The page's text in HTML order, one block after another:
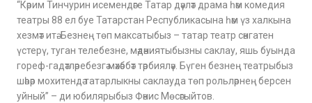
“Кәрим Тинчурин исемендәге Татар дәүләт драма һәм комедия
театры 88 ел буе Татарстан Республикасына һәм үз халкына
хезмәт итә. Безнең төп максатыбыз – татар театр сәнгатен
үстерү, туган телебезне, мәдәниятыбызны саклау, яшь буында
гореф-гадәтләребезгә мәхәббәт тәрбияләү. Бүген безнең театрыбыз
шәһәр мохитендә татарлыкны саклауда төп рольләрнең берсен
уйный” – ди юбилярыбыз Фәнис Мөсәгыйтов.